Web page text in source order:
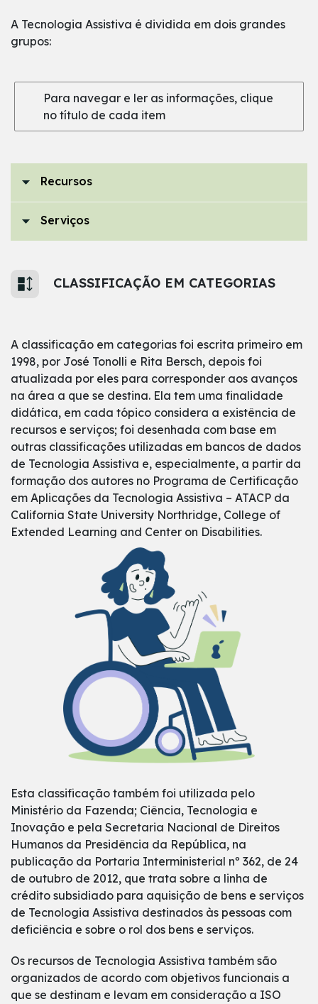
A Tecnologia Assistiva é dividida em dois grandes
grupos:
Para navegar e ler as informações, clique
no título de cada item
Recursos
Serviços
CLASSIFICAÇÃO EM CATEGORIAS
A classificação em categorias foi escrita primeiro em
1998, por José Tonolli e Rita Bersch, depois foi
atualizada por eles para corresponder aos avanços
na área a que se destina. Ela tem uma finalidade
didática, em cada tópico considera a existência de
recursos e serviços; foi desenhada com base em
outras classificações utilizadas em bancos de dados
de Tecnologia Assistiva e, especialmente, a partir da
formação dos autores no Programa de Certificação
em Aplicações da Tecnologia Assistiva – ATACP da
California State University Northridge, College of
Extended Learning and Center on Disabilities.
Esta classificação também foi utilizada pelo
Ministério da Fazenda; Ciência, Tecnologia e
Inovação e pela Secretaria Nacional de Direitos
Humanos da Presidência da República, na
publicação da Portaria Interministerial nº 362, de 24
de outubro de 2012, que trata sobre a linha de
crédito subsidiado para aquisição de bens e serviços
de Tecnologia Assistiva destinados às pessoas com
deficiência e sobre o rol dos bens e serviços.
Os recursos de Tecnologia Assistiva também são
organizados de acordo com objetivos funcionais a
que se destinam e levam em consideração a ISO